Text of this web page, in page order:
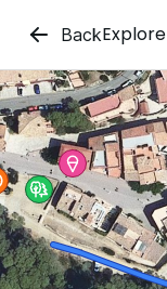
BackExplore